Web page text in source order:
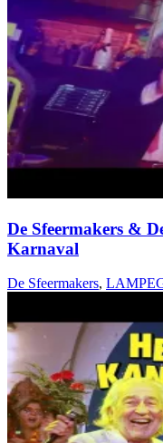
De Sfeermakers &
Karnaval
De Sfeermakers,